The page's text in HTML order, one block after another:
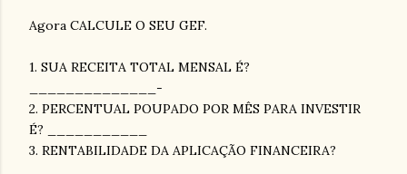
Agora CALCULE O SEU GEF.
1. SUA RECEITA TOTAL MENSAL É?
______________-
2. PERCENTUAL POUPADO POR MÊS PARA INVESTIR
É? ___________
3. RENTABILIDADE DA APLICAÇÃO FINANCEIRA?